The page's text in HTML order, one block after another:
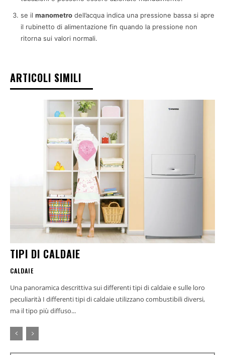
se il manometro dell’acqua indica una pressione bassa si apre
il rubinetto di alimentazione fin quando la pressione non
ritorna sui valori normali.
ARTICOLI SIMILI
TIPI DI CALDAIE
CALDAIE
Una panoramica descrittiva sui differenti tipi di caldaie e sulle loro
peculiarità I differenti tipi di caldaie utilizzano combustibili diversi,
ma il tipo più diffuso...